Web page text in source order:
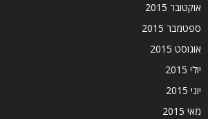
אוקטובר 2015
ספטמבר 2015
אוגוסט 2015
יולי 2015
יוני 2015
מאי 2015